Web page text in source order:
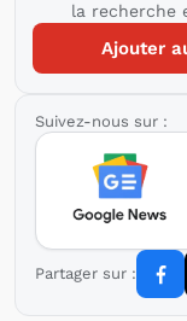
la recherche
Ajouter
Suivez-nous sur :
Partager sur :